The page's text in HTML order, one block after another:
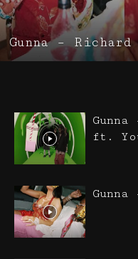
Gunna –
Gunna
ft.
Gunna